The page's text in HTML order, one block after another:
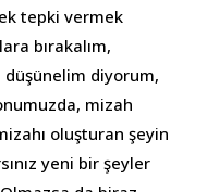
tepki vermek
bırakalım,
diyorum,
mizah
oluşturan şeyin
yeni bir şeyler